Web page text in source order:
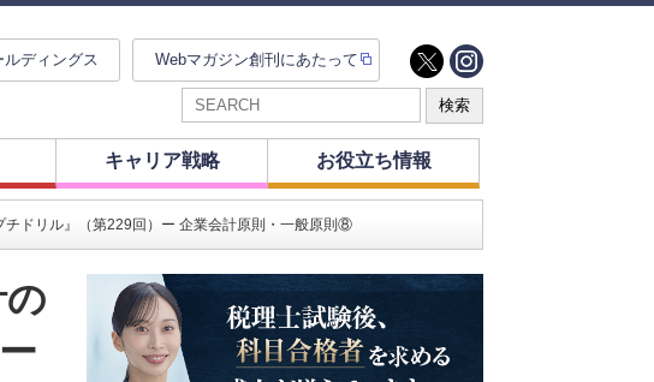
ディングス Webマガジン創刊にあたって
キャリア戦略 お役立ち情報
ドリル』（第229回）ー 企業会計原則・一般原則⑧